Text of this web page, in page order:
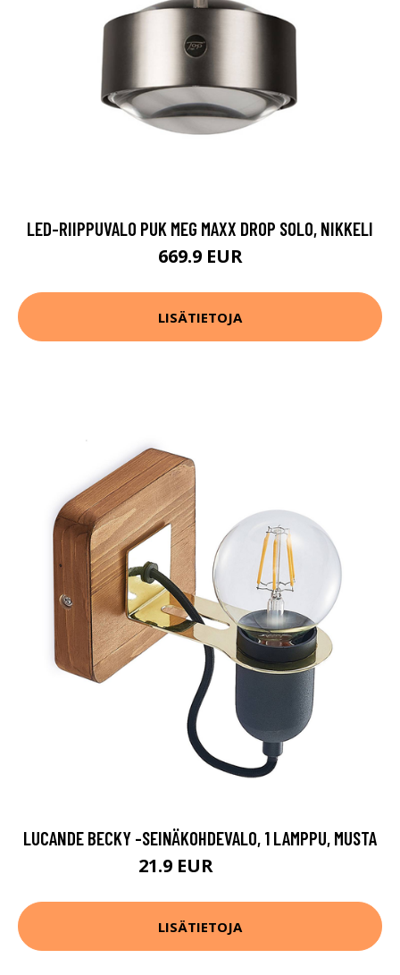
LED-RIIPPUVALO PUK MEG MAXX DROP SOLO, NIKKELI
669.9 EUR
LISÄTIETOJA
LUCANDE BECKY -SEINÄKOHDEVALO, 1 LAMPPU, MUSTA
21.9 EUR
LISÄTIETOJA